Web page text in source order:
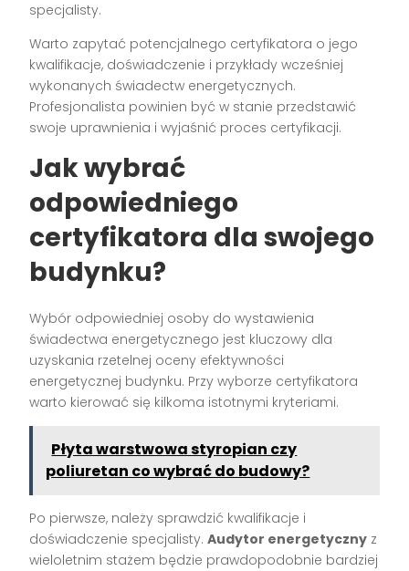
specjalisty.
Warto zapytać potencjalnego certyfikatora o jego
kwalifikacje, doświadczenie i przykłady wcześniej
wykonanych świadectw energetycznych.
Profesjonalista powinien być w stanie przedstawić
swoje uprawnienia i wyjaśnić proces certyfikacji.
Jak wybrać
odpowiedniego
certyfikatora dla swojego
budynku?
Wybór odpowiedniej osoby do wystawienia
świadectwa energetycznego jest kluczowy dla
uzyskania rzetelnej oceny efektywności
energetycznej budynku. Przy wyborze certyfikatora
warto kierować się kilkoma istotnymi kryteriami.
Płyta warstwowa styropian czy
poliuretan co wybrać do budowy?
Po pierwsze, należy sprawdzić kwalifikacje i
doświadczenie specjalisty.Audytor energetyczny z
wieloletnim stażem będzie prawdopodobnie bardziej